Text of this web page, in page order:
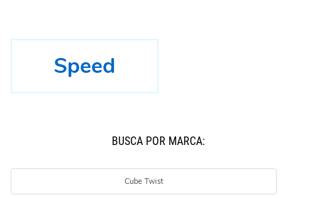
Speed
BUSCÁ POR MARCA:
Cube Twist